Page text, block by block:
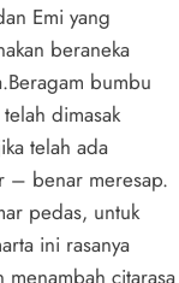
Emi yang
beraneka
bumbu
dimasak
telah ada
– benar meresap.
pedas, untuk
ini rasanya
citarasa